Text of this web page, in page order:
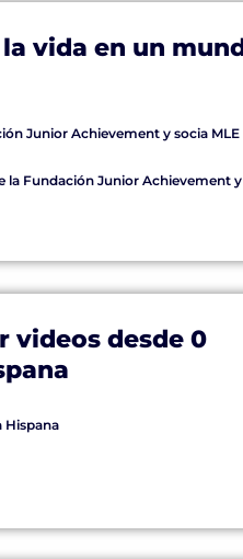
vida en un
Junior Achievement y socia MLE
la Fundación Junior Achievement
videos desde 0
Hispana